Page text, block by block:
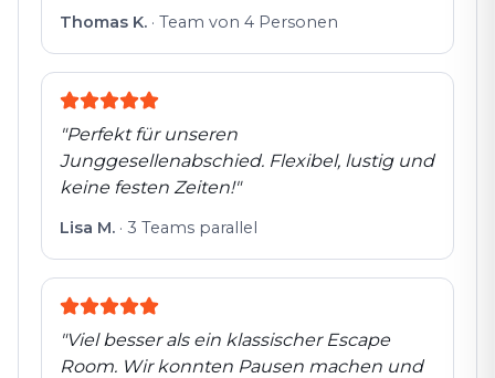
Thomas K. · Team von 4 Personen
"Perfekt für unseren
Junggesellenabschied. Flexibel, lustig und
keine festen Zeiten!"
Lisa M. · 3 Teams parallel
"Viel besser als ein klassischer Escape
Room. Wir konnten Pausen machen und